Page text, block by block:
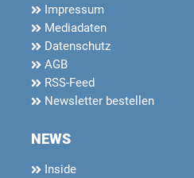
Impressum
Mediadaten
Datenschutz
AGB
RSS-Feed
Newsletter bestellen
NEWS
Inside